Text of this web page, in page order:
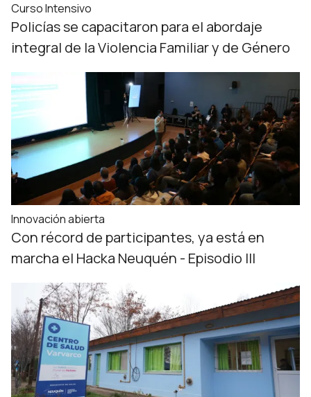
Curso Intensivo
Policías se capacitaron para el abordaje
integral de la Violencia Familiar y de Género
Innovación abierta
Con récord de participantes, ya está en
marcha el Hacka Neuquén - Episodio III